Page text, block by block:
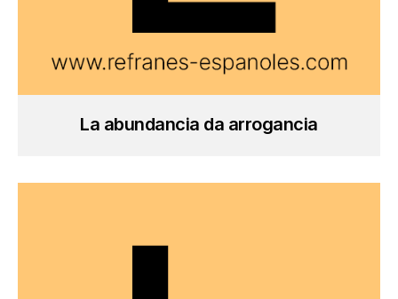
La abundancia da arrogancia